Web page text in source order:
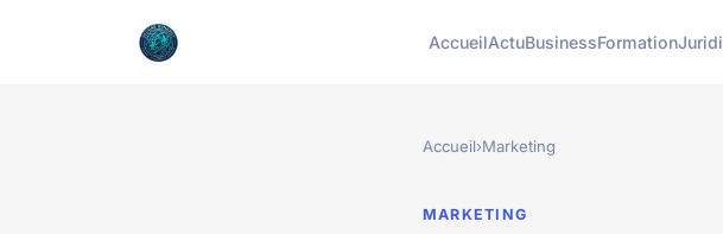
AccueilActuBusinessFormation
Accueil›Marketing
MARKETING